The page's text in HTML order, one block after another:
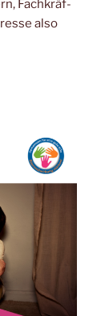
Fach­kräf­
also